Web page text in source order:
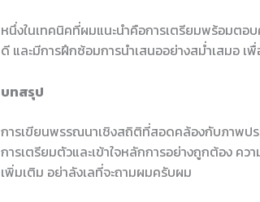
หนึ่งในเทคนิคที่ผมแนะนำคือการเตรียมพร้อมตอ
ดี และมีการฝึกซ้อมการนำเสนออย่างสม่ำเสมอ เ
บทสรุป
การเขียนพรรณนาเชิงสถิติที่สอดคล้องกับภาพป
การเตรียมตัวและเข้าใจหลักการอย่างถูกต้อง ค
เพิ่มเติม อย่าลังเลที่จะถามผมครับผม